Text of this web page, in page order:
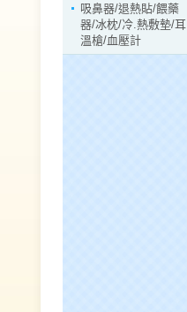
吸鼻器/退熱貼/餵藥
器/冰枕/冷.熱敷墊/耳
溫槍/血壓計